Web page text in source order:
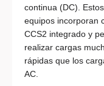
continua (DC). Estos
equipos incorporan
CCS2 integrado y
realizar cargas
rápidas que los
AC.